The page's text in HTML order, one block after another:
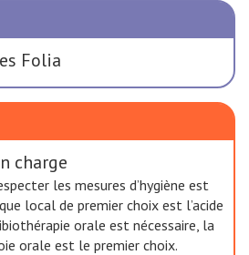
Folia
charge
les mesures d’hygiène est
local de premier choix est l’acide
orale est nécessaire, la
orale est le premier choix.